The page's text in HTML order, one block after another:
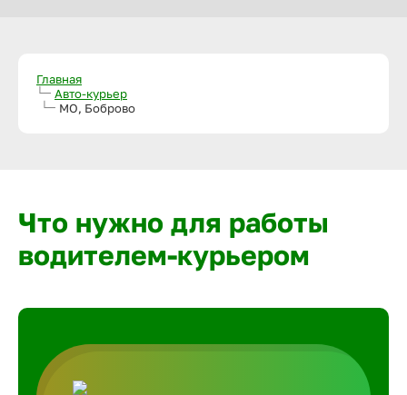
Главная
Авто-курьер
МО, Боброво
Что нужно для работы
водителем-курьером